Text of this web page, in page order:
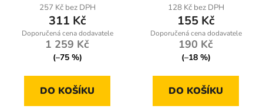
257 Kč bez DPH
311 Kč
1 259 Kč
(–75 %)
DO KOŠÍKU
128 Kč bez DPH
155 Kč
190 Kč
(–18 %)
DO KOŠÍKU